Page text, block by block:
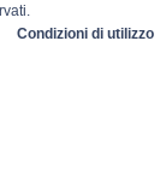
Condizioni di utilizzo